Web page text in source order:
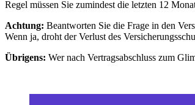
Regel müssen Sie zumindest die letzten 12
Achtung: Beantworten Sie die Frage in den
Wenn ja, droht der Verlust des
Übrigens: Wer nach Vertragsabschluss zum